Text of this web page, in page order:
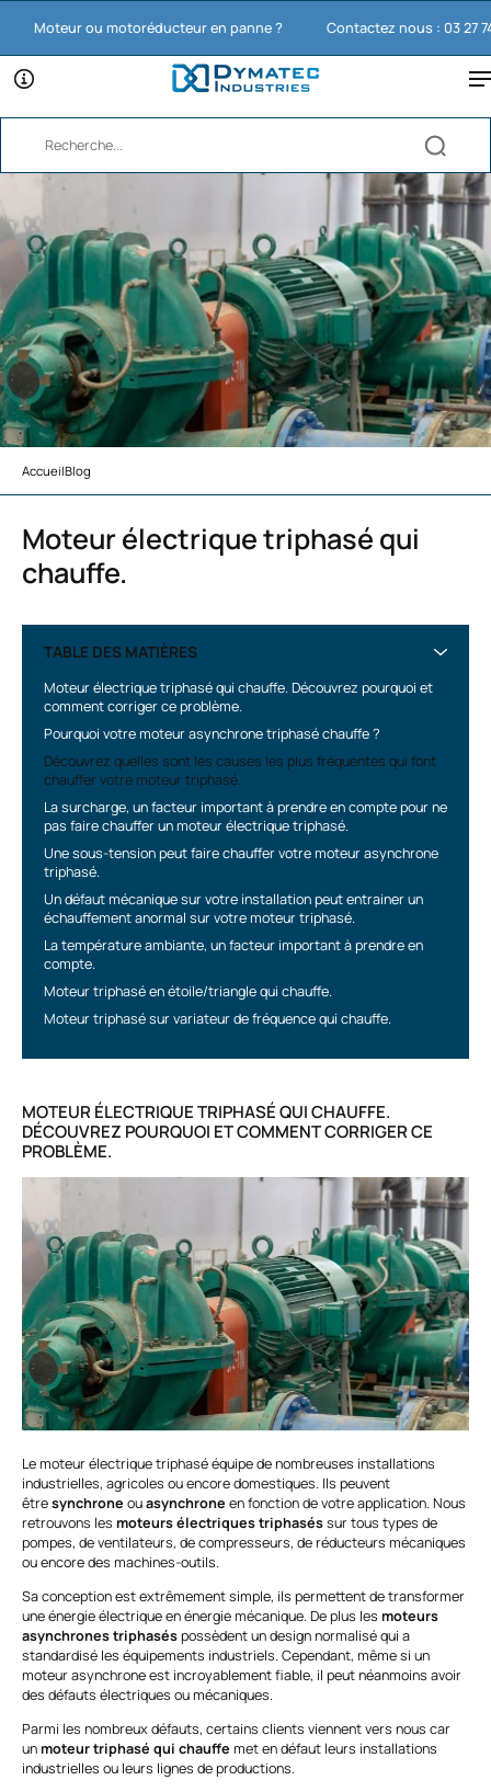
Moteur ou motoréducteur en panne ? Contactez nous : 03 27 74 11
AccueilBlog
Moteur électrique triphasé qui
chauffe.
TABLE DES MATIÈRES
Moteur électrique triphasé qui chauffe. Découvrez pourquoi et
comment corriger ce problème.
Pourquoi votre moteur asynchrone triphasé chauffe ?
Découvrez quelles sont les causes les plus fréquentes qui font
chauffer votre moteur triphasé.
La surcharge, un facteur important à prendre en compte pour ne
pas faire chauffer un moteur électrique triphasé.
Une sous-tension peut faire chauffer votre moteur asynchrone
triphasé.
Un défaut mécanique sur votre installation peut entrainer un
échauffement anormal sur votre moteur triphasé.
La température ambiante, un facteur important à prendre en
compte.
Moteur triphasé en étoile/triangle qui chauffe.
Moteur triphasé sur variateur de fréquence qui chauffe.
MOTEUR ÉLECTRIQUE TRIPHASÉ QUI CHAUFFE.
DÉCOUVREZ POURQUOI ET COMMENT CORRIGER CE
PROBLÈME.
Lemoteur électrique triphasééquipe de nombreuses installations
industrielles, agricoles ou encore domestiques. Ils peuvent
êtresynchrone ouasynchrone en fonction de votre application. Nous
retrouvons les moteurs électriques triphaséssur tous types de
pompes, de ventilateurs, de compresseurs, de réducteurs mécaniques
ou encore des machines-outils.
Sa conception est extrêmement simple, ils permettent de transformer
une énergie électrique en énergie mécanique. De plus les moteurs
asynchrones triphaséspossèdent un design normalisé qui a
standardisé les équipements industriels. Cependant, même si un
moteur asynchrone est incroyablement fiable, il peut néanmoins avoir
des défauts électriques ou mécaniques.
Parmi les nombreux défauts, certains clients viennent vers nous car
unmoteur triphasé qui chauffe met en défaut leurs installations
industrielles ou leurs lignes de productions.